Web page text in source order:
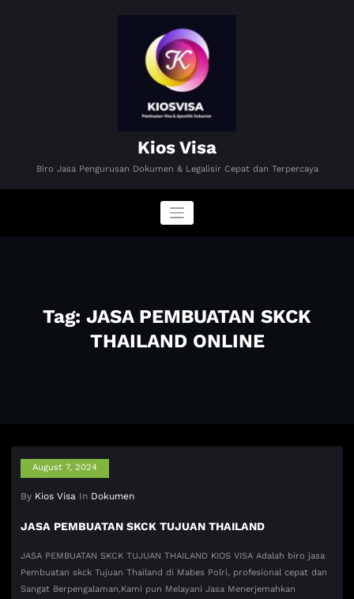
Kios Visa
Biro Jasa Pengurusan Dokumen & Legalisir Cepat dan Terpercaya
Tag: JASA PEMBUATAN SKCK
THAILAND ONLINE
August 7, 2024
By Kios Visa In Dokumen
JASA PEMBUATAN SKCK TUJUAN THAILAND
JASA PEMBUATAN SKCK TUJUAN THAILAND KIOS VISA Adalah biro jasa
Pembuatan skck Tujuan Thailand di Mabes Polri, profesional cepat dan
Sangat Berpengalaman,Kami pun Melayani Jasa Menerjemahkan